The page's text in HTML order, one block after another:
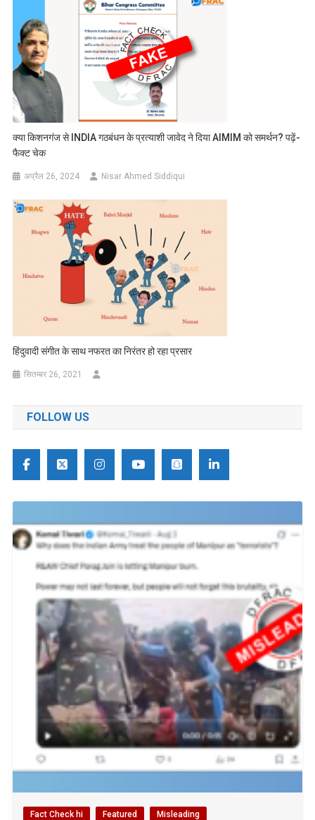
क्या किशनगंज से INDIA गठबंधन के प्रत्याशी जावेद ने दिया AIMIM को समर्थन? पढ़ें-
फैक्ट चेक
अप्रैल 26, 2024 Nisar Ahmed Siddiqui
हिंदुवादी संगीत के साथ नफरत का निरंतर हो रहा प्रसार
सितम्बर 26, 2021
FOLLOW US
Fact Check hi Featured Misleading